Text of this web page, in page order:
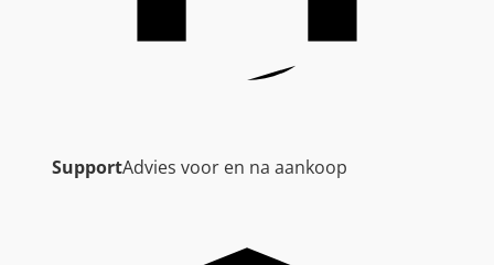
SupportAdvies voor en na aankoop